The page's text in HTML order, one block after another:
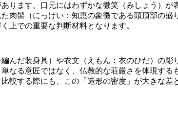
ります。口元にはわずかな微笑（みしょう）が
肉髻（にっけい：知恵の象徴である頭頂部の盛
上での重要な判断材料となります。
んだ装身具）や衣文（えもん：衣のひだ）の彫
なる意匠ではなく、仏教的な荘厳さを体現する
する際にも、この「造形の密度」が大きな差